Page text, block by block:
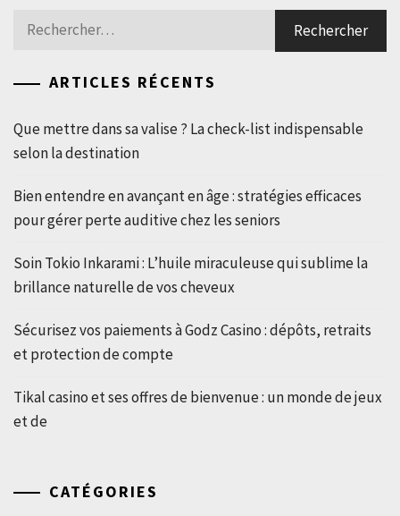
Rechercher :
ARTICLES RÉCENTS
Que mettre dans sa valise ? La check-list indispensable
selon la destination
Bien entendre en avançant en âge : stratégies efficaces
pour gérer perte auditive chez les seniors
Soin Tokio Inkarami : L’huile miraculeuse qui sublime la
brillance naturelle de vos cheveux
Sécurisez vos paiements à Godz Casino : dépôts, retraits
et protection de compte
Tikal casino et ses offres de bienvenue : un monde de jeux
et de
CATÉGORIES